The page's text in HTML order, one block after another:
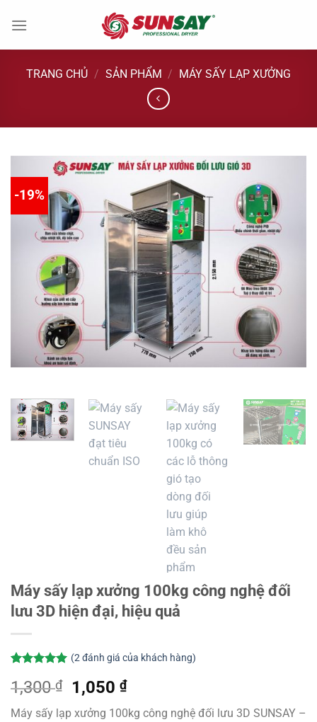
đến
TRANG CHỦ / SẢN PHẨM / MÁY SẤY LẠP XƯỞNG
-19%
Máy sấy lạp xưởng 100kg công nghệ đối
lưu 3D hiện đại, hiệu quả
dựa trên
đánh giá
(2đánh giá của khách hàng)
1,300₫
Giá
gốc
1,050₫Giá
hiện
Máy sấy lạp xưởng 100kg công nghệ đối lưu 3D SUNSAY –